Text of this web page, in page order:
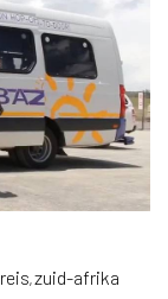
,zuid-afrika